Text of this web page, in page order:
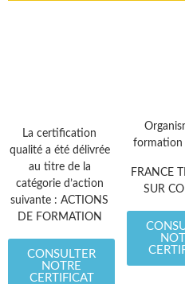
formation
FRANCE
SUR
La certification
qualité a été délivrée
au titre de la
catégorie d’action
suivante : ACTIONS
DE FORMATION
CONSULTER
NOTRE
CERTIFICAT